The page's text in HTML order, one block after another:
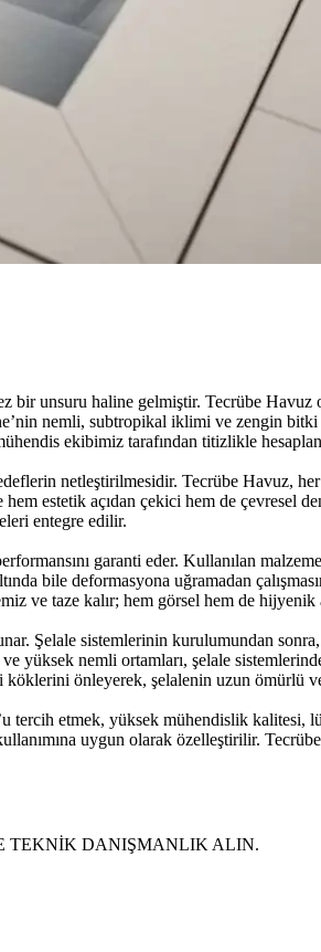
bir unsuru haline gelmiştir. Tecrübe
nemli, subtropikal iklimi ve zengin
ekibimiz tarafından titizlikle
netleştirilmesidir. Tecrübe Havuz,
estetik açıdan çekici hem de çevresel
entegre edilir.
garanti eder. Kullanılan
bile deformasyona uğramadan
ve taze kalır; hem görsel hem de hijyenik
Şelale sistemlerinin kurulumundan
nemli ortamları, şelale
önleyerek, şelalenin uzun ömürlü ve
tercih etmek, yüksek mühendislik kalitesi,
uygun olarak özelleştirilir.
TEKNİK DANIŞMANLIK ALIN.